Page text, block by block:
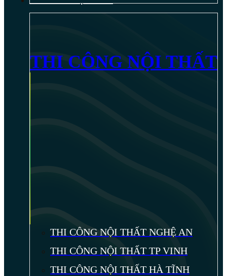
THI CÔNG NỘI THẤT
THI CÔNG NỘI THẤT NGHỆ AN
THI CÔNG NỘI THẤT TP VINH
THI CÔNG NỘI THẤT HÀ TĨNH